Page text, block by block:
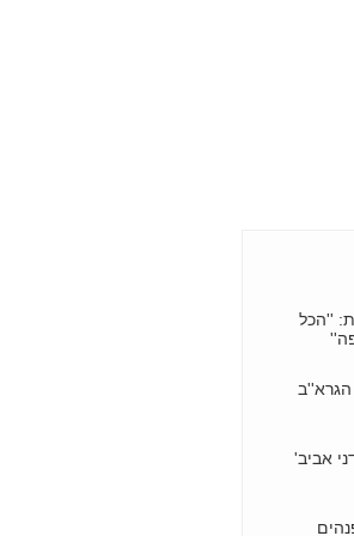
''הכל
אביב'